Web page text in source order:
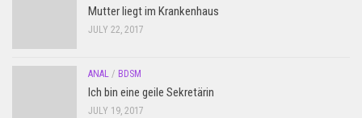
Mutter liegt im Krankenhaus
JULY 22, 2017
ANAL / BDSM
Ich bin eine geile Sekretärin
JULY 19, 2017